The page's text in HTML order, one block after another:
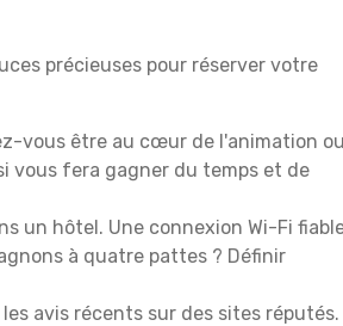
précieuses pour réserver votre
vous être au cœur de l'animation ou
vous fera gagner du temps et de
un hôtel. Une connexion Wi-Fi
à quatre pattes ? Définir
avis récents sur des sites réputés.